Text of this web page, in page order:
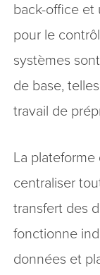
back-office et
pour le
systèmes
de base,
travail de
La
centraliser
transfert des
fonctionne
données et